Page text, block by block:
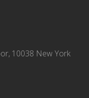
10038 New York